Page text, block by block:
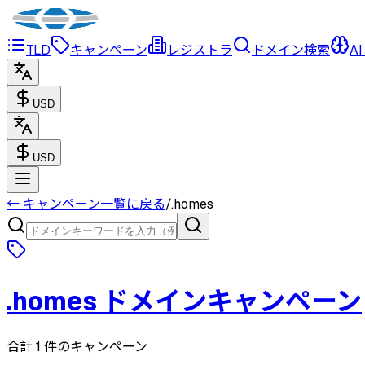
TLD キャンペーン レジストラ ドメイン検索 AI
USD
USD
← キャンペーン一覧に戻る/.homes
.homes ドメインキャンペーン
合計 1 件のキャンペーン